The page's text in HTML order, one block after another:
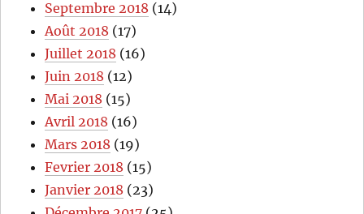
Septembre 2018 (14)
Août 2018 (17)
Juillet 2018 (16)
Juin 2018 (12)
Mai 2018 (15)
Avril 2018 (16)
Mars 2018 (19)
Fevrier 2018 (15)
Janvier 2018 (23)